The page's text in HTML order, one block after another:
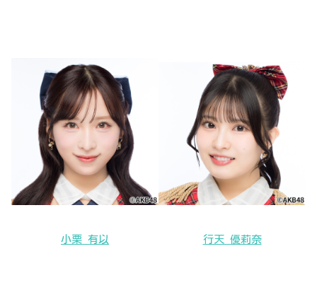
小栗 有以 行天 優莉奈